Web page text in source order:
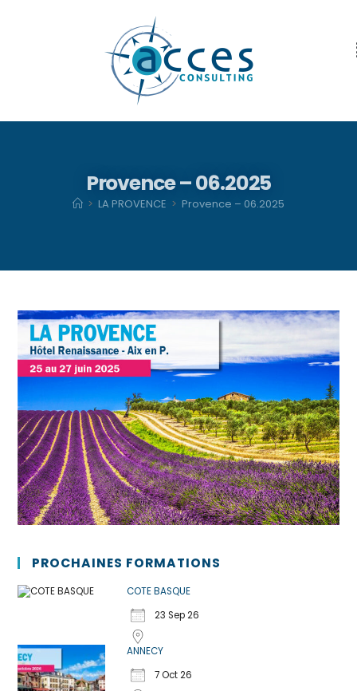
Provence – 06.2025
> LA PROVENCE > Provence – 06.2025
PROCHAINES FORMATIONS
COTE BASQUE
23 Sep 26
ANNECY
7 Oct 26